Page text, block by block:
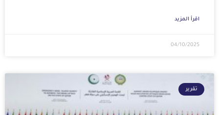
اقرأ المزيد
04/10/2025
تقرير